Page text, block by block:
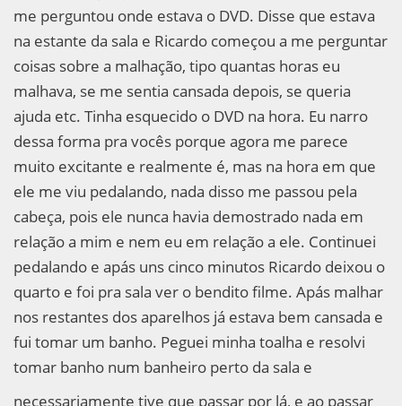
me perguntou onde estava o DVD. Disse que estava
na estante da sala e Ricardo começou a me perguntar
coisas sobre a malhação, tipo quantas horas eu
malhava, se me sentia cansada depois, se queria
ajuda etc. Tinha esquecido o DVD na hora. Eu narro
dessa forma pra vocês porque agora me parece
muito excitante e realmente é, mas na hora em que
ele me viu pedalando, nada disso me passou pela
cabeça, pois ele nunca havia demostrado nada em
relação a mim e nem eu em relação a ele. Continuei
pedalando e apás uns cinco minutos Ricardo deixou o
quarto e foi pra sala ver o bendito filme. Apás malhar
nos restantes dos aparelhos já estava bem cansada e
fui tomar um banho. Peguei minha toalha e resolvi
tomar banho num banheiro perto da sala e
necessariamente tive que passar por lá, e ao passar